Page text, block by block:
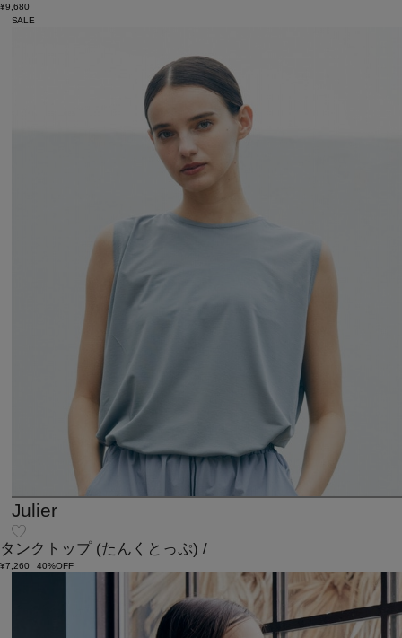
¥9,680
SALE
Julier
タンクトップ (たんくとっぷ) /
¥7,260 40%OFF